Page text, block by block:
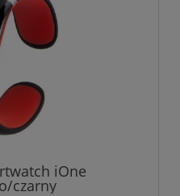
iOne
czarny